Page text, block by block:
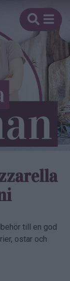
till en god
ostar och